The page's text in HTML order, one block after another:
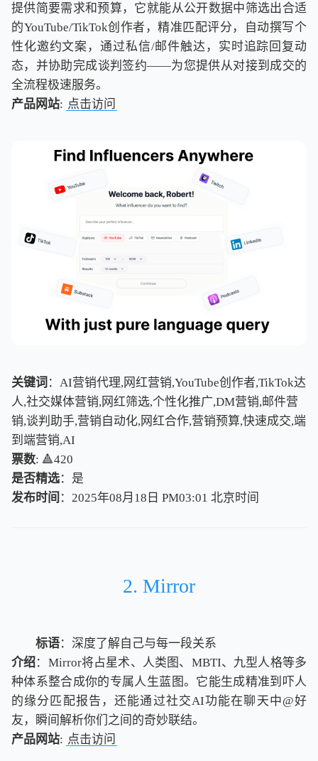
提供简要需求和预算，它就能从公开数据中筛选出合适
的YouTube/TikTok创作者，精准匹配评分，自动撰写个
性化邀约文案，通过私信/邮件触达，实时追踪回复动
态，并协助完成谈判签约——为您提供从对接到成交的
全流程极速服务。
产品网站: 点击访问
关键词 ：AI营销代理,网红营销,YouTube创作者,TikTok达
人,社交媒体营销,网红筛选,个性化推广,DM营销,邮件营
销,谈判助手,营销自动化,网红合作,营销预算,快速成交,端
到端营销,AI
票数: 🔺420
是否精选：是
发布时间 ：2025年08月18日 PM03:01 北京时间
北京时间
2. Mirror
标语：深度了解自己与每一段关系
介绍：Mirror将占星术、人类图、MBTI、九型人格等多
种体系整合成你的专属人生蓝图。它能生成精准到吓人
的缘分匹配报告，还能通过社交AI功能在聊天中@好
友，瞬间解析你们之间的奇妙联结。
产品网站: 点击访问